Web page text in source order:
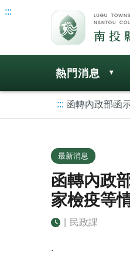
:::
熱門消息
::: 函轉內政部函
最新消息
函轉內政
家檢疫等
民政課
.